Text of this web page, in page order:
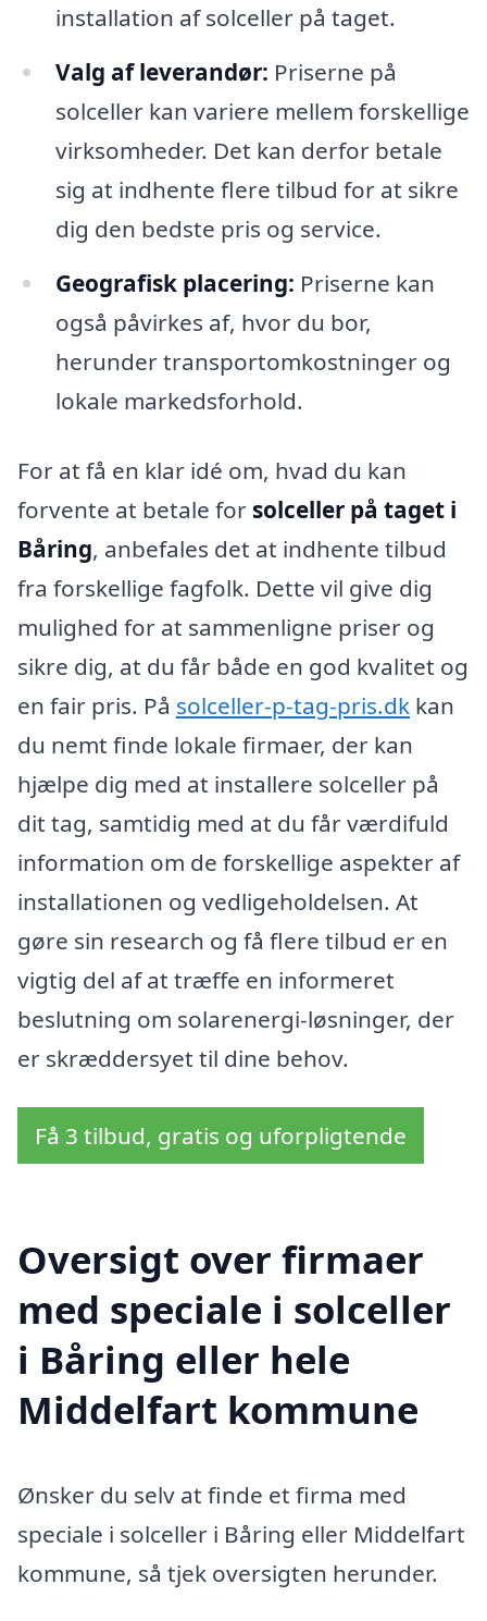
installation af solceller på taget.
Valg af leverandør: Priserne på
solceller kan variere mellem forskellige
virksomheder. Det kan derfor betale
sig at indhente flere tilbud for at sikre
dig den bedste pris og service.
Geografisk placering: Priserne kan
også påvirkes af, hvor du bor,
herunder transportomkostninger og
lokale markedsforhold.
For at få en klar idé om, hvad du kan
forvente at betale for solceller på taget i
Båring, anbefales det at indhente tilbud
fra forskellige fagfolk. Dette vil give dig
mulighed for at sammenligne priser og
sikre dig, at du får både en god kvalitet og
en fair pris. På solceller-p-tag-pris.dk kan
du nemt finde lokale firmaer, der kan
hjælpe dig med at installere solceller på
dit tag, samtidig med at du får værdifuld
information om de forskellige aspekter af
installationen og vedligeholdelsen. At
gøre sin research og få flere tilbud er en
vigtig del af at træffe en informeret
beslutning om solarenergi-løsninger, der
er skræddersyet til dine behov.
Få 3 tilbud, gratis og uforpligtende
Oversigt over firmaer
med speciale i solceller
i Båring eller hele
Middelfart kommune
Ønsker du selv at finde et firma med
speciale i solceller i Båring eller Middelfart
kommune, så tjek oversigten herunder.